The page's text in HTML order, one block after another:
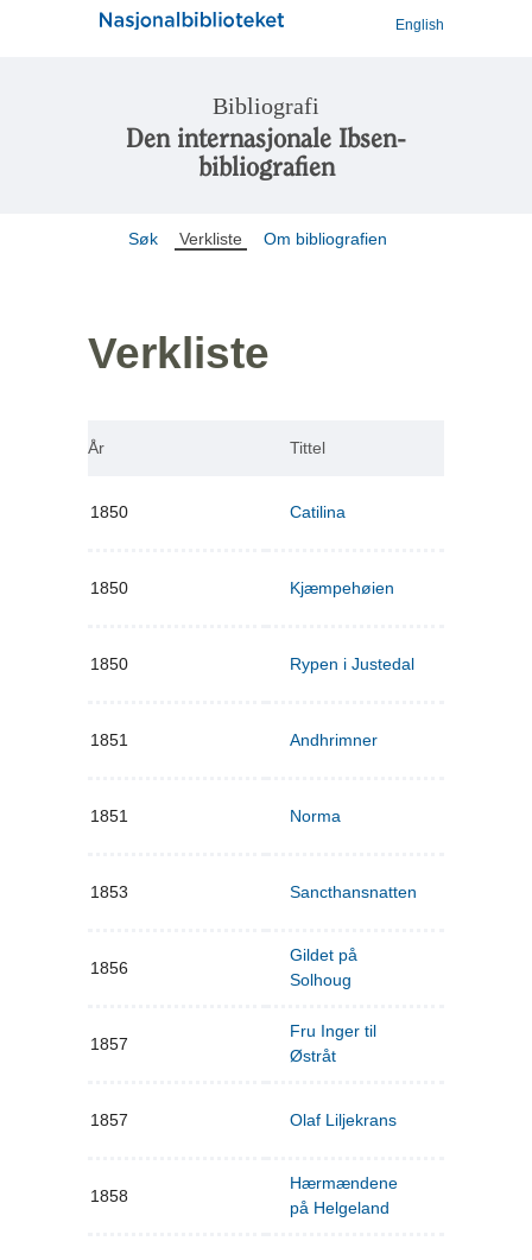
English
Bibliografi
Den internasjonale Ibsen-
bibliografien
Søk Verkliste Om bibliografien
Verkliste
År Tittel
1850 Catilina
1850 Kjæmpehøien
1850 Rypen i Justedal
1851 Andhrimner
1851 Norma
1853 Sancthansnatten
1856
Gildet på
Solhoug
1857
Fru Inger til
Østråt
1857 Olaf Liljekrans
1858
Hærmændene
på Helgeland